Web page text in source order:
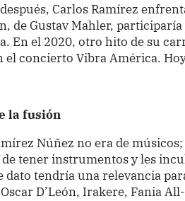
Carlos Ramírez
de Gustav Mahler,
En el 2020, otro hito de su
el concierto Vibra América.
la fusión
Núñez no era de
tener instrumentos y les
dato tendría una relevancia
D’León, Irakere, Fania